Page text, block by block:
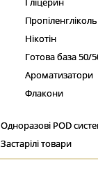
Пропіленгліколь
Нікотін
Готова база 50/
Ароматизатори
Флакони
Одноразові POD
Застарілі товари